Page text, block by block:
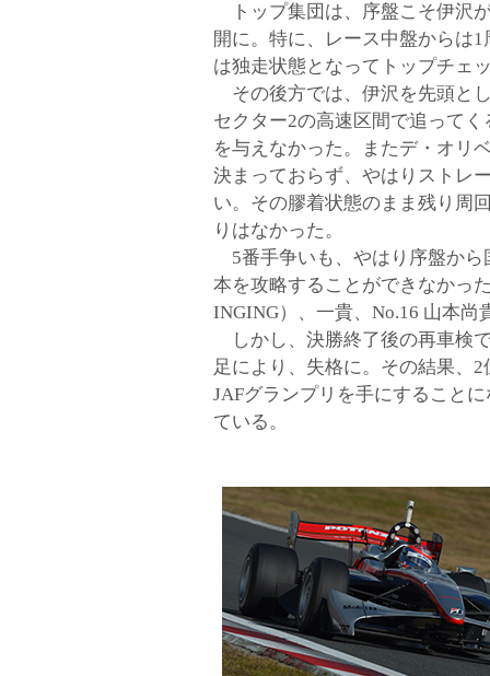
トップ集団は、序盤こそ伊沢
開に。特に、レース中盤からは
は独走状態となってトップチェ
その後方では、伊沢を先頭と
セクター2の高速区間で追って
を与えなかった。またデ・オリ
決まっておらず、やはりストレ
い。その膠着状態のまま残り周
りはなかった。
5番手争いも、やはり序盤から
本を攻略することができなかっ
INGING）、一貴、No.16 山本
しかし、決勝終了後の再車検
足により、失格に。その結果、
JAFグランプリを手にすること
ている。